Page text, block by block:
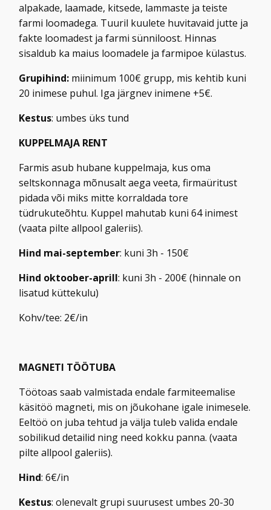
alpakade, laamade, kitsede, lammaste ja teiste
farmi loomadega. Tuuril kuulete huvitavaid jutte ja
fakte loomadest ja farmi sünniloost. Hinnas
sisaldub ka maius loomadele ja farmipoe külastus.
Grupihind: miinimum 100€ grupp, mis kehtib kuni
20 inimese puhul. Iga järgnev inimene +5€.
Kestus: umbes üks tund
KUPPELMAJA RENT
Farmis asub hubane kuppelmaja, kus oma
seltskonnaga mõnusalt aega veeta, firmaüritust
pidada või miks mitte korraldada tore
tüdrukuteõhtu. Kuppel mahutab kuni 64 inimest
(vaata pilte allpool galeriis).
Hind mai-september: kuni 3h - 150€
Hind oktoober-aprill: kuni 3h - 200€ (hinnale on
lisatud küttekulu)
Kohv/tee: 2€/in​
MAGNETI TÖÖTUBA
Töötoas saab valmistada endale farmiteemalise
käsitöö magneti, mis on jõukohane igale inimesele.
Eeltöö on juba tehtud ja välja tuleb valida endale
sobilikud detailid ning need kokku panna. (vaata
pilte allpool galeriis).
Hind: 6€/in
Kestus: olenevalt grupi suurusest umbes 20-30